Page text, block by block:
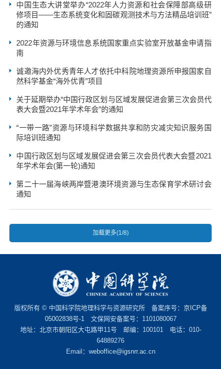
中国生态大讲堂举办“2022年人力资源和社会保障部高级研
修项目——生态系统变化和固碳观测技术与方法精品培训班”
的通知
2022年资源与环境信息系统国家重点实验室开放基金申请指
南
诚邀海内外优秀青年人才依托中科院地理资源所申报国家自
然科学基金“海外优青”项目
关于延期举办“中国行政区划与区域发展促进会第三次会员代
表大会暨2021年学术年会”的通知
“一带一路”资源与环境科学数据共享和防灾减灾知识服务国
际培训班通知
中国行政区划与区域发展促进会第三次会员代表大会暨2021
年学术年会(第一轮)通知
第二十一届海峡两岸暨港澳环境资源与生态保育学术研讨会
通知
加载更多(1/8)
版权所有 © 中国科学院地理科学与资源研究所 备案序号： 京ICP备
05002838号-1文保网安备案号：1101080067
地址：北京市朝阳区大屯路甲11号 邮编：100101 电话：010-
64889276
Email： weboffice@igsnrr.ac.cn